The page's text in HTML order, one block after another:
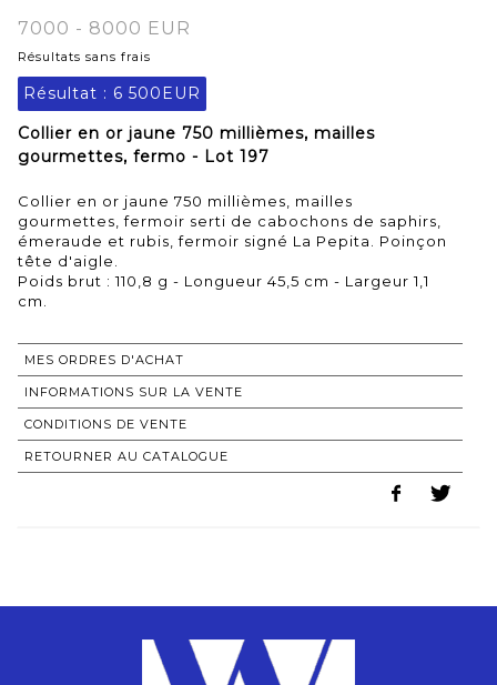
7000 - 8000 EUR
Résultats sans frais
Résultat : 6 500EUR
Collier en or jaune 750 millièmes, mailles
gourmettes, fermo - Lot 197
Collier en or jaune 750 millièmes, mailles
gourmettes, fermoir serti de cabochons de saphirs,
émeraude et rubis, fermoir signé La Pepita. Poinçon
tête d'aigle.
Poids brut : 110,8 g - Longueur 45,5 cm - Largeur 1,1
cm.
MES ORDRES D'ACHAT
INFORMATIONS SUR LA VENTE
CONDITIONS DE VENTE
RETOURNER AU CATALOGUE